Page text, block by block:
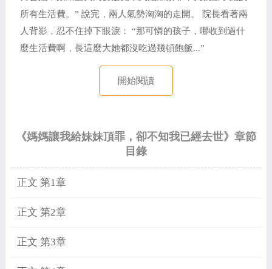
所有生活費。” 說完，兩人氣勢洶洶的走開。 院長看著兩
人背影，忍不住掉下眼淚： “那可憐的孩子，哪收到過什
麼生活費啊，長這麼大她都沒吃過幾頓飽飯...”
開始閱讀
《媽媽讓我給妹妹頂罪，卻不知我已經去世》章節
目錄
正文 第1章
正文 第2章
正文 第3章